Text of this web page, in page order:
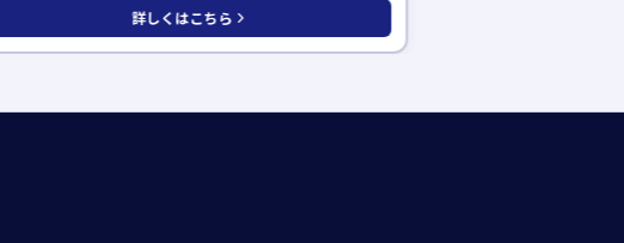
詳しくはこちら